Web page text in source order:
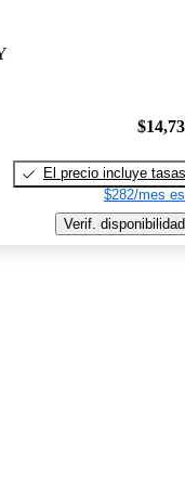
El precio incluye tasas
$282/mes
Verif. disponibilidad